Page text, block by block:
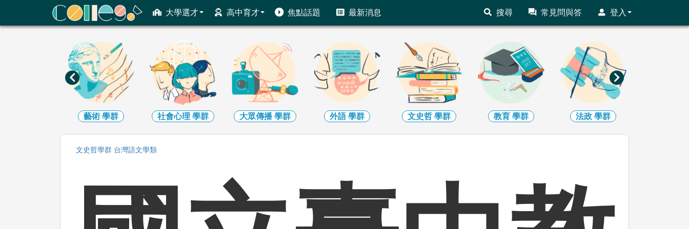
大學選才 高中育才 焦點話題 最新消息 搜尋 常見問與答 登入
ColleGo! 大學選才與高中育才輔助系統
社會心理學群 大眾傳播 學群 外語學群 文史哲學群 教育學群 法政 學群 管理 學群
文史哲學群 台灣語文學類